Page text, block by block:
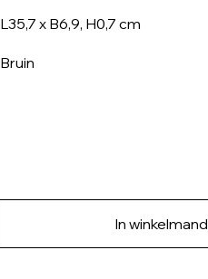
L35,7 x B6,9, H0,7 cm
Bruin
In winkelmand